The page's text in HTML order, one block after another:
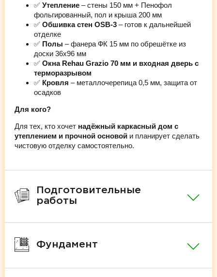
✅ Утепление – стены 150 мм + Пенофол
фольгированный, пол и крыша 200 мм
✅ Обшивка стен OSB-3 – готов к дальнейшей
отделке
✅ Полы – фанера ФК 15 мм по обрешётке из
доски 36х96 мм
✅ Окна Rehau Grazio 70 мм и входная дверь с
терморазрывом
✅ Кровля – металлочерепица 0,5 мм, защита от
осадков
Для кого?
Для тех, кто хочет надёжный каркасный дом с
утеплением и прочной основой и планирует сделать
чистовую отделку самостоятельно.
Подготовительные
работы
Фундамент